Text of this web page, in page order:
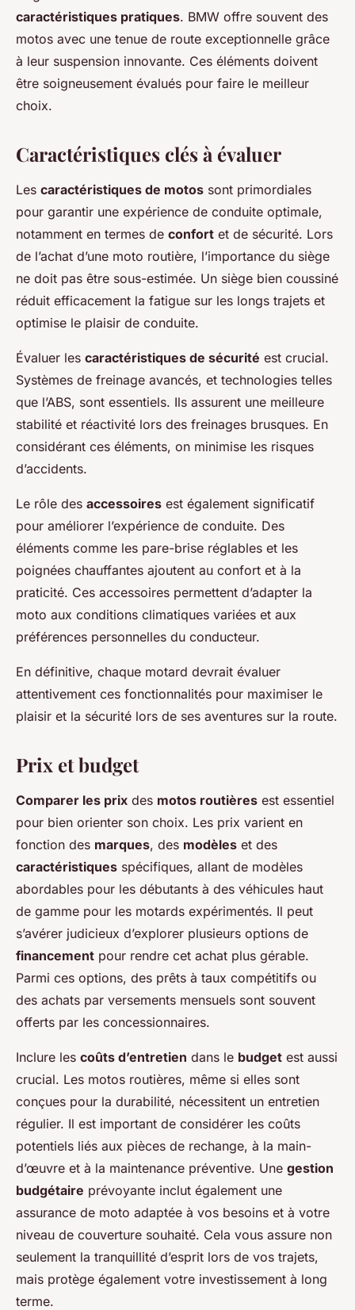
caractéristiques pratiques. BMW offre souvent des
motos avec une tenue de route exceptionnelle grâce
à leur suspension innovante. Ces éléments doivent
être soigneusement évalués pour faire le meilleur
choix.
Caractéristiques clés à évaluer
Les caractéristiques de motos sont primordiales
pour garantir une expérience de conduite optimale,
notamment en termes de confort et de sécurité. Lors
de l’achat d’une moto routière, l’importance du siège
ne doit pas être sous-estimée. Un siège bien coussiné
réduit efficacement la fatigue sur les longs trajets et
optimise le plaisir de conduite.
Évaluer les caractéristiques de sécurité est crucial.
Systèmes de freinage avancés, et technologies telles
que l’ABS, sont essentiels. Ils assurent une meilleure
stabilité et réactivité lors des freinages brusques. En
considérant ces éléments, on minimise les risques
d’accidents.
Le rôle des accessoires est également significatif
pour améliorer l’expérience de conduite. Des
éléments comme les pare-brise réglables et les
poignées chauffantes ajoutent au confort et à la
praticité. Ces accessoires permettent d’adapter la
moto aux conditions climatiques variées et aux
préférences personnelles du conducteur.
En définitive, chaque motard devrait évaluer
attentivement ces fonctionnalités pour maximiser le
plaisir et la sécurité lors de ses aventures sur la route.
Prix et budget
Comparer les prix des motos routières est essentiel
pour bien orienter son choix. Les prix varient en
fonction des marques, des modèles et des
caractéristiques spécifiques, allant de modèles
abordables pour les débutants à des véhicules haut
de gamme pour les motards expérimentés. Il peut
s’avérer judicieux d’explorer plusieurs options de
financement pour rendre cet achat plus gérable.
Parmi ces options, des prêts à taux compétitifs ou
des achats par versements mensuels sont souvent
offerts par les concessionnaires.
Inclure les coûts d’entretien dans le budget est aussi
crucial. Les motos routières, même si elles sont
conçues pour la durabilité, nécessitent un entretien
régulier. Il est important de considérer les coûts
potentiels liés aux pièces de rechange, à la main-
d’œuvre et à la maintenance préventive. Une gestion
budgétaire prévoyante inclut également une
assurance de moto adaptée à vos besoins et à votre
niveau de couverture souhaité. Cela vous assure non
seulement la tranquillité d’esprit lors de vos trajets,
mais protège également votre investissement à long
terme.